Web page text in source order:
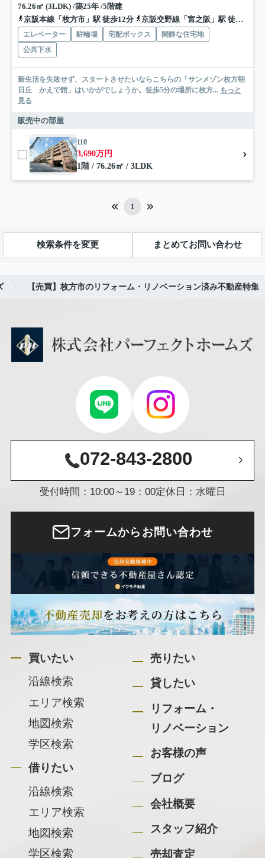
76.26㎡ (3LDK) /築25年 /5階建
京阪本線「枚方市」駅 徒歩12分
京阪交野線「宮之阪」駅 徒歩18分
エレベーター 駐輪場 宅配ボックス
閑静な住宅地
公共下水
新生活を失敗せず、スタートさせたいならこちらの「サンメゾン枚方朝
日丘 かえで館」はいかがでしょうか。徒歩5分の場所に枚方... もっと
見る
販売中の部屋
110
3,690万円
1階 / 76.26㎡ / 3LDK
1
検索条件を変更 まとめてお問い合わせ
【売買】枚方市のリフォーム・リノベーション済み不動産特集
072-843-2800
受付時間：10:00～19：00定休日：水曜日
フォームからお問い合わせ
買いたい
沿線検索
エリア検索
地図検索
学区検索
借りたい
沿線検索
エリア検索
地図検索
学区検索
売りたい
貸したい
リフォーム・
リノベーション
お客様の声
ブログ
会社概要
スタッフ紹介
売却査定